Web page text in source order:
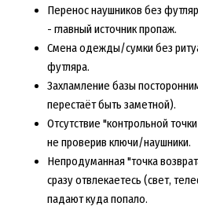
Перенос наушников без
- главный источник пропаж.
Смена одежды/сумки без
футляра.
Захламление базы
перестаёт быть заметной).
Отсутствие "контрольной
не проверив ключи/наушники.
Непродуманная "точка
сразу отвлекаетесь (свет,
падают куда попало.